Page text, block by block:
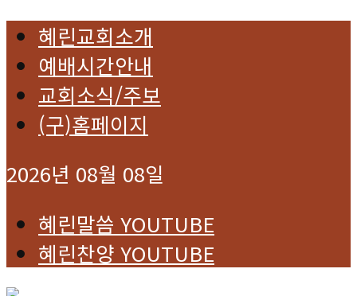
혜린교회소개
예배시간안내
교회소식/주보
(구)홈페이지
2026년 08월 08일
혜린말씀 YOUTUBE
혜린찬양 YOUTUBE